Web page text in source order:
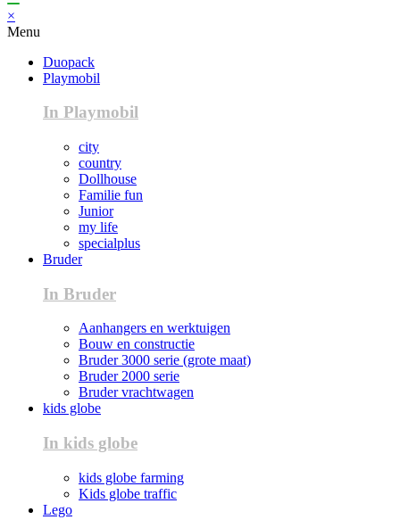
×
Menu
Duopack
Playmobil
In Playmobil
city
country
Dollhouse
Familie fun
Junior
my life
specialplus
Bruder
In Bruder
Aanhangers en werktuigen
Bouw en constructie
Bruder 3000 serie (grote maat)
Bruder 2000 serie
Bruder vrachtwagen
kids globe
In kids globe
kids globe farming
Kids globe traffic
Lego